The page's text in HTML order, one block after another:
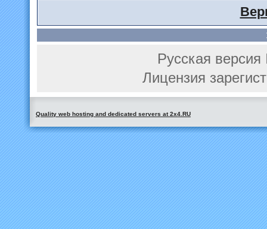
Русская
Лицензия
Quality web hosting and dedicated servers at 2x4.RU